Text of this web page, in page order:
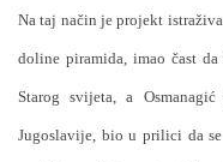
Na taj način je projekt
doline piramida, imao čast
Starog svijeta, a
Jugoslavije, bio u prilici da